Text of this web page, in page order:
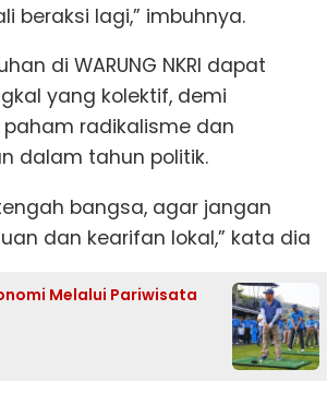
beraksi lagi,” imbuhnya.
di WARUNG NKRI dapat
yang kolektif, demi
radikalisme dan
dalam tahun politik.
bangsa, agar jangan
dan kearifan lokal,” kata dia
Melalui Pariwisata